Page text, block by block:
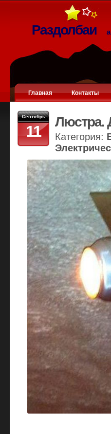
Раздолбаи
Главная Контакты
Сентябрь
11
Люстра.
Категория: